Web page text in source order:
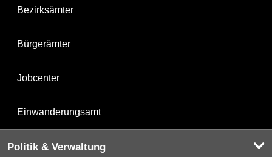
Bezirksämter
Bürgerämter
Jobcenter
Einwanderungsamt
Politik & Verwaltung